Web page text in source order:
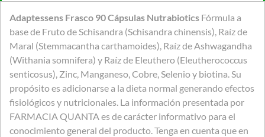
Adaptessens Frasco 90 Cápsulas Nutrabiotics Fórmula a
base de Fruto de Schisandra (Schisandra chinensis), Raíz de
Maral (Stemmacantha carthamoides), Raíz de Ashwagandha
(Withania somnifera) y Raíz de Eleuthero (Eleutherococcus
senticosus), Zinc, Manganeso, Cobre, Selenio y biotina. Su
propósito es adicionarse a la dieta normal generando efectos
fisiológicos y nutricionales. La información presentada por
FARMACIA QUANTA es de carácter informativo para el
conocimiento general del producto. Tenga en cuenta que en